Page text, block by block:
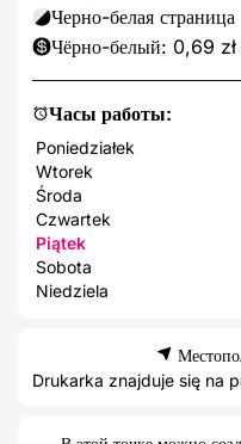
Часы работы:
Poniedziałek
Wtorek
Środa
Czwartek
Piątek
Sobota
Niedziela
Черно-белая страница
Чёрно-белый: 0,69 zł
Drukarka znajduje się na